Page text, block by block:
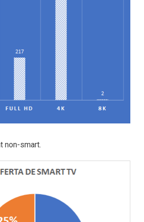
non-smart.